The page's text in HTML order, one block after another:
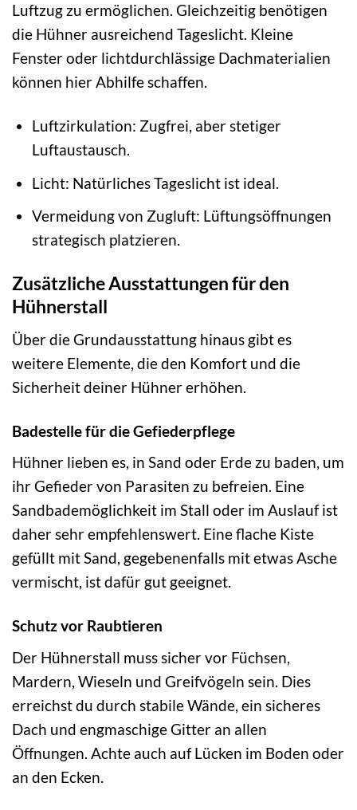
Luftzug zu ermöglichen. Gleichzeitig benötigen
die Hühner ausreichend Tageslicht. Kleine
Fenster oder lichtdurchlässige Dachmaterialien
können hier Abhilfe schaffen.
Luftzirkulation: Zugfrei, aber stetiger
Luftaustausch.
Licht: Natürliches Tageslicht ist ideal.
Vermeidung von Zugluft: Lüftungsöffnungen
strategisch platzieren.
Zusätzliche Ausstattungen für den
Hühnerstall
Über die Grundausstattung hinaus gibt es
weitere Elemente, die den Komfort und die
Sicherheit deiner Hühner erhöhen.
Badestelle für die Gefiederpflege
Hühner lieben es, in Sand oder Erde zu baden, um
ihr Gefieder von Parasiten zu befreien. Eine
Sandbademöglichkeit im Stall oder im Auslauf ist
daher sehr empfehlenswert. Eine flache Kiste
gefüllt mit Sand, gegebenenfalls mit etwas Asche
vermischt, ist dafür gut geeignet.
Schutz vor Raubtieren
Der Hühnerstall muss sicher vor Füchsen,
Mardern, Wieseln und Greifvögeln sein. Dies
erreichst du durch stabile Wände, ein sicheres
Dach und engmaschige Gitter an allen
Öffnungen. Achte auch auf Lücken im Boden oder
an den Ecken.